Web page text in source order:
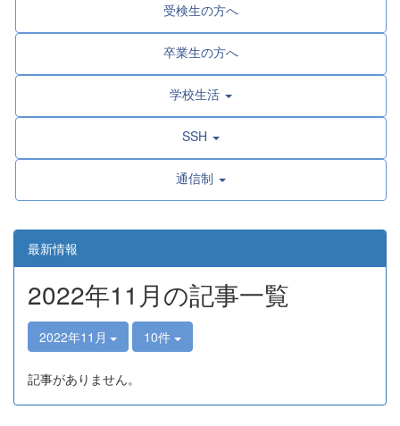
受検生の方へ
卒業生の方へ
学校生活
SSH
通信制
最新情報
2022年11月の記事一覧
2022年11月 10件
記事がありません。